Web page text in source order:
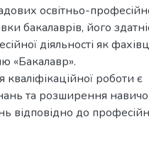
освітньо-
бакалаврів, його
діяльності як
«Бакалавр».
роботи є
та розширення
відповідно до